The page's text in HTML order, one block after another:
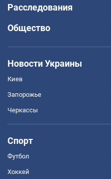
Расследования
Общество
Новости Украины
Киев
Запорожье
Черкассы
Спорт
Футбол
Хоккей